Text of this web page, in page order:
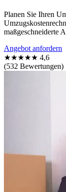
Planen Sie Ihren
maßgeschneiderte
Angebot anfordern
★★★★★ 4,6
(532 Bewertungen)